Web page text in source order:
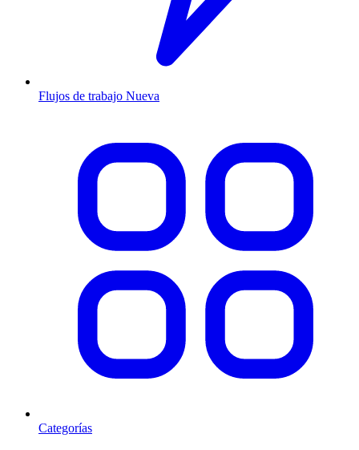
Flujos de trabajo Nueva
Categorías